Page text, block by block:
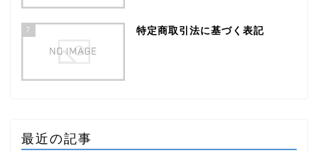
7 特定商取引法に基づく表記
最近の記事